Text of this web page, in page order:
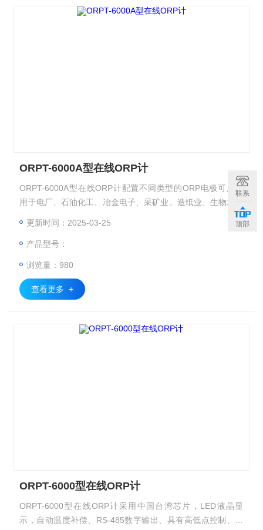
ORPT-6000A型在线ORP计
ORPT-6000A型在线ORP计配置不同类型的ORP电极可广泛
用于电厂、石油化工、冶金电子、采矿业、造纸业、生物发酵
工程、医药、食品饮料、环保水处理、水产养殖、现代农业种
更新时间：2025-03-25
产品型号：
浏览量：980
查看更多 +
ORPT-6000型在线ORP计
ORPT-6000型在线ORP计采用中国台湾芯片，LED液晶显
示，自动温度补偿、RS-485数字输出、具有高低点控制、隔
联系
顶部